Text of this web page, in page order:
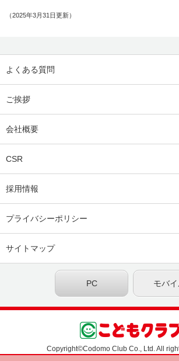
（2025年3月31日更新）
よくある質問
ご挨拶
会社概要
CSR
採用情報
プライバシーポリシー
サイトマップ
Copyright©Codomo Club Co., Ltd. All
モバ
PC